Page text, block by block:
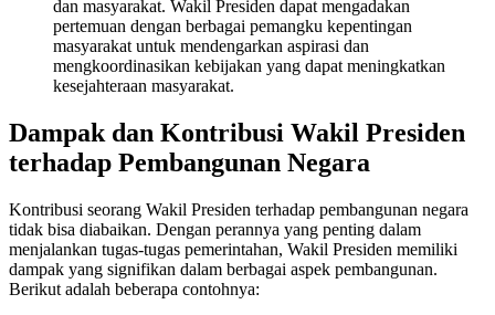
dan masyarakat. Wakil Presiden dapat mengadakan
pertemuan dengan berbagai pemangku kepentingan
masyarakat untuk mendengarkan aspirasi dan
mengkoordinasikan kebijakan yang dapat meningkatkan
kesejahteraan masyarakat.
Dampak dan Kontribusi Wakil Presiden
terhadap Pembangunan Negara
Kontribusi seorang Wakil Presiden terhadap pembangunan negara
tidak bisa diabaikan. Dengan perannya yang penting dalam
menjalankan tugas-tugas pemerintahan, Wakil Presiden memiliki
dampak yang signifikan dalam berbagai aspek pembangunan.
Berikut adalah beberapa contohnya: